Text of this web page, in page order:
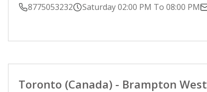
8775053232
Saturday 02:00 PM To 08:00 PM
Toronto (Canada) - Brampton West